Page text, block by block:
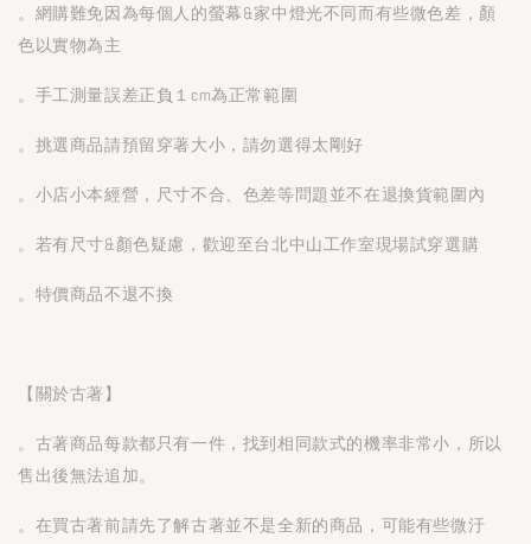
。網購難免因為每個人的螢幕&家中燈光不同而有些微色差，顏
色以實物為主
。手工測量誤差正負１cm為正常範圍
。挑選商品請預留穿著大小，請勿選得太剛好
。小店小本經營，尺寸不合、色差等問題並不在退換貨範圍內
。若有尺寸&顏色疑慮，歡迎至台北中山工作室現場試穿選購
。特價商品不退不換
【關於古著】
。古著商品每款都只有一件，找到相同款式的機率非常小，所以
售出後無法追加。
。在買古著前請先了解古著並不是全新的商品，可能有些微汙